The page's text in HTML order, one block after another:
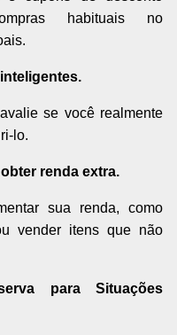
habituais no
se você realmente
lo.
renda extra.
sua renda, como
vender itens que não
para Situações